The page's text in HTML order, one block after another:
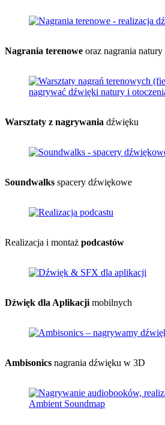
Nagrania terenowe oraz nagrania natury
Warsztaty z nagrywania dźwięku
Soundwalks spacery dźwiękowe
Realizacja i montaż podcastów
Dźwięk dla Aplikacji mobilnych
Ambisonics nagrania dźwięku w 3D